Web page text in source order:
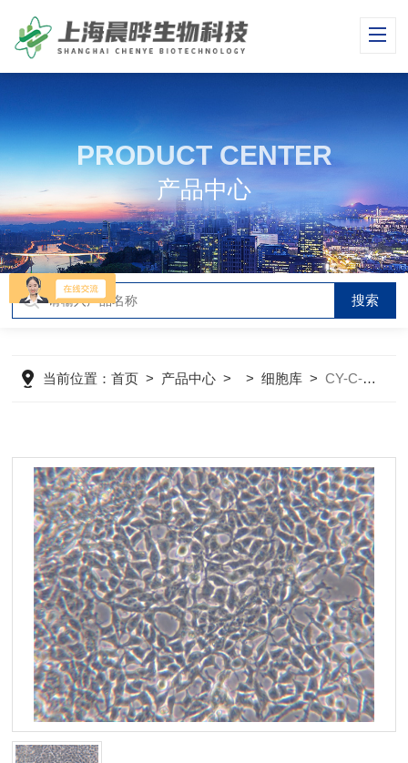
PRODUCT CENTER
产品中心
当前位置：首页 > 产品中心 > >细胞库 >CY-C-H0314人膀胱鳞癌细胞SCaBER